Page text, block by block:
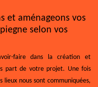
et aménageons vos
selon vos
faire dans la création et
part de votre projet. Une fois
lieux nous sont communiquées,